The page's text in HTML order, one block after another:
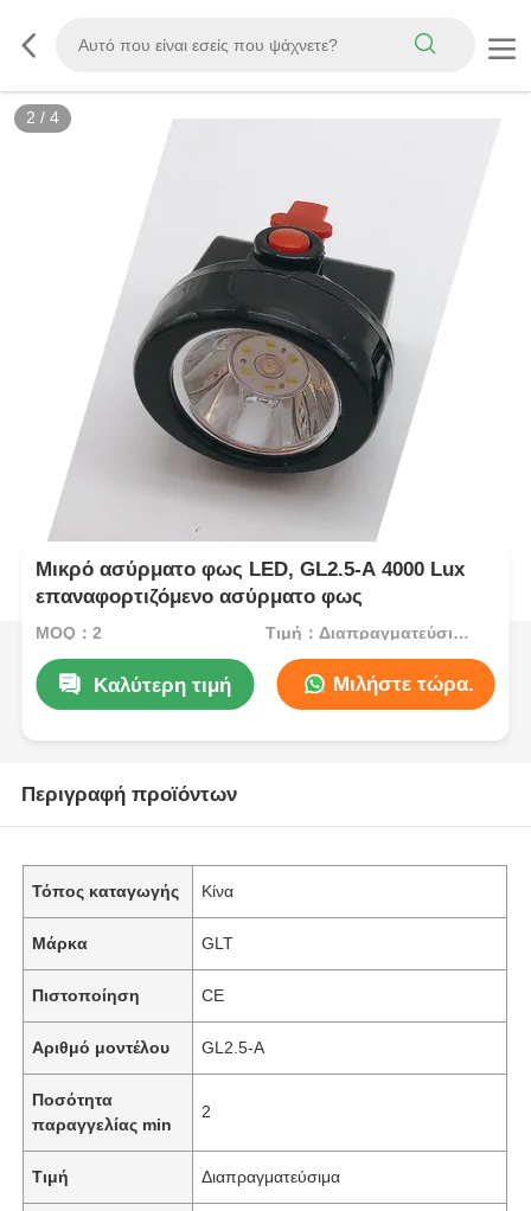
2 / 4
Μικρό ασύρματο φως LED, GL2.5-A 4000 Lux
επαναφορτιζόμενο ασύρματο φως
MOQ：2 Τιμή：Διαπραγματεύσιμα
Καλύτερη τιμή Μιλήστε τώρα.
Περιγραφή προϊόντων
Τόπος καταγωγής Κίνα
Μάρκα GLT
Πιστοποίηση CE
Αριθμό μοντέλου GL2.5-A
Ποσότητα
παραγγελίας min
2
Τιμή Διαπραγματεύσιμα